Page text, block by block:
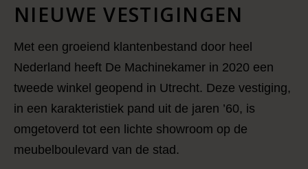
NIEUWE VESTIGINGEN
Met een groeiend klantenbestand door heel
Nederland heeft De Machinekamer in 2020 een
tweede winkel geopend in Utrecht. Deze vestiging,
in een karakteristiek pand uit de jaren ’60, is
omgetoverd tot een lichte showroom op de
meubelboulevard van de stad.